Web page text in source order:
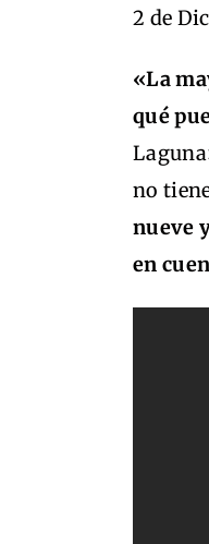
2 de
«La
qué
no
nueve
en